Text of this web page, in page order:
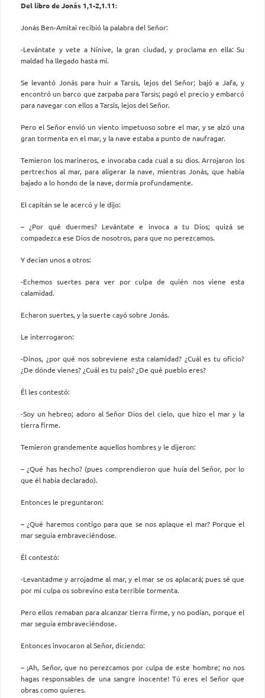
Del libro de Jonás 1,1-2,1.11:
Jonás Ben-Amitai recibió la palabra del Señor:
-Levántate y vete a Nínive, la gran ciudad, y proclama en ella: Su
maldad ha llegado hasta mí.
Se levantó Jonás para huir a Tarsis, lejos del Señor; bajó a Jafa, y
encontró un barco que zarpaba para Tarsis; pagó el precio y embarcó
para navegar con ellos a Tarsis, lejos del Señor.
Pero el Señor envió un viento impetuoso sobre el mar, y se alzó una
gran tormenta en el mar, y la nave estaba a punto de naufragar.
Temieron los marineros, e invocaba cada cual a su dios. Arrojaron los
pertrechos al mar, para aligerar la nave, mientras Jonás, que había
bajado a lo hondo de la nave, dormía profundamente.
El capitán se le acercó y le dijo:
– ¿Por qué duermes? Levántate e invoca a tu Dios; quizá se
compadezca ese Dios de nosotros, para que no perezcamos.
Y decían unos a otros:
-Echemos suertes para ver por culpa de quién nos viene esta
calamidad.
Echaron suertes, y la suerte cayó sobre Jonás.
Le interrogaron:
-Dinos, ¿por qué nos sobreviene esta calamidad? ¿Cuál es tu oficio?
¿De dónde vienes? ¿Cuál es tu país? ¿De qué pueblo eres?
Él les contestó:
-Soy un hebreo; adoro al Señor Dios del cielo, que hizo el mar y la
tierra firme.
Temieron grandemente aquellos hombres y le dijeron:
– ¿Qué has hecho? (pues comprendieron que huía del Señor, por lo
que él había declarado).
Entonces le preguntaron:
– ¿Qué haremos contigo para que se nos aplaque el mar? Porque el
mar seguía embraveciéndose.
Él contestó:
-Levantadme y arrojadme al mar, y el mar se os aplacará; pues sé que
por mi culpa os sobrevino esta terrible tormenta.
Pero ellos remaban para alcanzar tierra firme, y no podían, porque el
mar seguía embraveciéndose.
Entonces invocaron al Señor, diciendo:
– ¡Ah, Señor, que no perezcamos por culpa de este hombre; no nos
hagas responsables de una sangre inocente! Tú eres el Señor que
obras como quieres.